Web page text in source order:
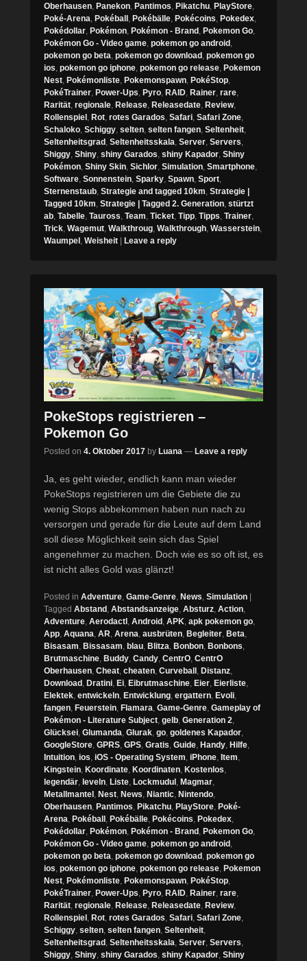
Oberhausen, Panekon, Pantimos, Pikatchu, PlayStore,
Poké-Arena, Pokéball , Pokébälle, Pokécoins, Pokedex,
Pokédollar, Pokémon, Pokémon - Brand , Pokemon Go,
Pokémon Go - Video game, pokemon go android ,
pokemon go beta, pokemon go download , pokemon go
ios, pokemon go iphone, pokemon go release, Pokemon
Nest, Pokémonliste, Pokemonspawn, PokéStop,
PokéTrainer, Power-Ups, Pyro, RAID, Rainer, rare,
Rarität, regionale, Release, Releasedate, Review,
Rollenspiel , Rot, rotes Garados, Safari, Safari Zone,
Schaloko, Schiggy, selten, selten fangen, Seltenheit,
Seltenheitsgrad , Seltenheitsskala, Server, Servers,
Shiggy, Shiny, shiny Garados, shiny Kapador, Shiny
Pokémon, Shiny Skin, Sichlor, Simulation, Smartphone,
Software, Sonnenstein, Sparky, Spawn, Sport,
Sternenstaub, Strategie and tagged 10km, Strategie |
Tagged 10km, Strategie | Tagged 2. Generation, stürtzt
ab, Tabelle, Tauross, Team, Ticket, Tipp, Tipps, Trainer,
Trick, Wagemut, Walkthroug, Walkthrough, Wasserstein,
Waumpel , Weisheit Leave a reply
PokeStops registrieren –
Pokemon Go
Posted on 4. Oktober 2017 by Luana — Leave a reply
Ja, es geht wieder, endlich kann man wieder
PokeStops registrieren um die Gebiete die zu
wenig Stops abbekommen haben nun nach zu
versorgen und gerade für die Leute auf dem Land
soll diese Möglichkeit sein sich das Spiel
angenehmer zu machen. Doch wie es so oft ist, es
ist nicht alles Gold was glänzt!
Posted in Adventure, Game-Genre, News, Simulation
Tagged Abstand , Abstandsanzeige, Absturz, Action,
Adventure, Aerodactl , Android , APK, apk pokemon go,
App, Aquana, AR, Arena, ausbrüten, Begleiter, Beta,
Bisasam, Bissasam, blau, Blitza, Bonbon, Bonbons,
Brutmaschine, Buddy, Candy, CentrO, CentrO
Oberhausen, Cheat, cheaten, Curveball , Distanz,
Download , Dratini, Ei, Eibrutmaschine, Eier, Eierliste,
Elektek, entwickeln, Entwicklung, ergattern, Evoli,
fangen, Feuerstein, Flamara, Game-Genre, Gameplay of
Pokémon - Literature Subject, gelb, Generation 2,
Glücksei, Glumanda, Glurak, go, goldenes Kapador,
GoogleStore, GPRS, GPS, Gratis, Guide, Handy, Hilfe,
Intuition, ios, iOS - Operating System, iPhone, Item,
Kingstein, Koordinate, Koordinaten, Kostenlos,
legendär, leveln, Liste, Lockmudul , Magmar,
Metallmantel , Nest, News, Niantic, Nintendo,
Oberhausen, Pantimos, Pikatchu, PlayStore, Poké-
Arena, Pokéball , Pokébälle, Pokécoins, Pokedex,
Pokédollar, Pokémon, Pokémon - Brand , Pokemon Go,
Pokémon Go - Video game, pokemon go android ,
pokemon go beta, pokemon go download , pokemon go
ios, pokemon go iphone, pokemon go release, Pokemon
Nest, Pokémonliste, Pokemonspawn, PokéStop,
PokéTrainer, Power-Ups, Pyro, RAID, Rainer, rare,
Rarität, regionale, Release, Releasedate, Review,
Rollenspiel , Rot, rotes Garados, Safari, Safari Zone,
Schiggy, selten, selten fangen, Seltenheit,
Seltenheitsgrad , Seltenheitsskala, Server, Servers,
Shiggy, Shiny, shiny Garados, shiny Kapador, Shiny